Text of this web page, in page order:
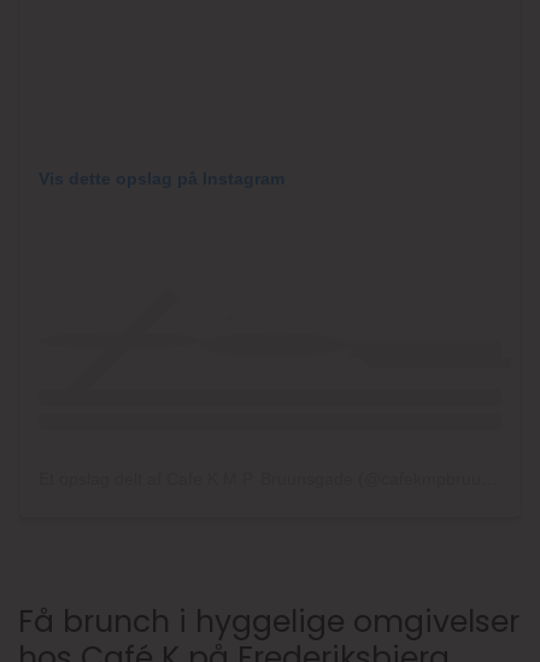
Vis dette opslag på Instagram
Få brunch i hyggelige omgivelser